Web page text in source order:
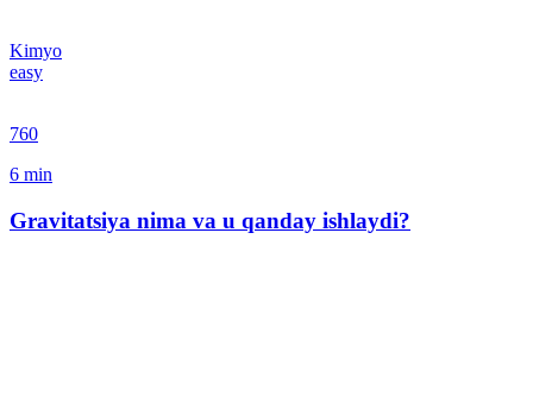
Kimyo
easy
760
6 min
Gravitatsiya nima va u qanday ishlaydi?